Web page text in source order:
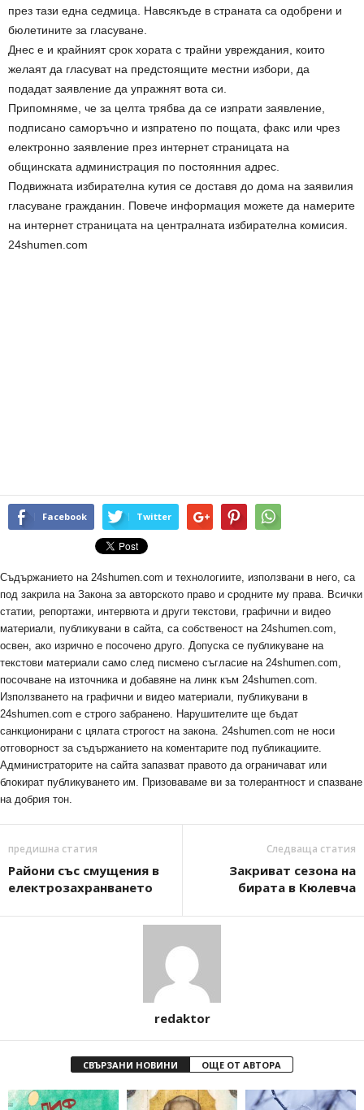
през тази една седмица. Навсякъде в страната са одобрени и
бюлетините за гласуване.
Днес е и крайният срок хората с трайни увреждания, които
желаят да гласуват на предстоящите местни избори, да
подадат заявление да упражнят вота си.
Припомняме, че за целта трябва да се изпрати заявление,
подписано саморъчно и изпратено по пощата, факс или чрез
електронно заявление през интернет страницата на
общинската администрация по постоянния адрес.
Подвижната избирателна кутия се доставя до дома на заявилия
гласуване гражданин. Повече информация можете да намерите
на интернет страницата на централната избирателна комисия.
24shumen.com
Facebook Twitter
Съдържанието на 24shumen.com и технологиите, използвани в него, са
под закрила на Закона за авторското право и сродните му права. Всички
статии, репортажи, интервюта и други текстови, графични и видео
материали, публикувани в сайта, са собственост на 24shumen.com,
освен, ако изрично е посочено друго. Допуска се публикуване на
текстови материали само след писмено съгласие на 24shumen.com,
посочване на източника и добавяне на линк към 24shumen.com.
Използването на графични и видео материали, публикувани в
24shumen.com е строго забранено. Нарушителите ще бъдат
санкционирани с цялата строгост на закона. 24shumen.com не носи
отговорност за съдържанието на коментарите под публикациите.
Администраторите на сайта запазват правото да ограничават или
блокират публикуването им. Призоваваме ви за толерантност и спазване
на добрия тон.
предишна статия
Райони със смущения в
електрозахранването
Следваща статия
Закриват сезона на
бирата в Кюлевча
redaktor
СВЪРЗАНИ НОВИНИ ОЩЕ ОТ АВТОРА